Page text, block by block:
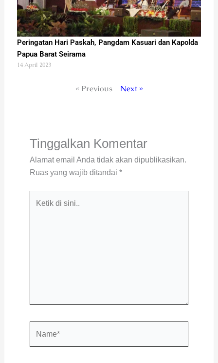
Peringatan Hari Paskah, Pangdam Kasuari dan Kapolda
Papua Barat Seirama
14 April 2023
« Previous Next »
Tinggalkan Komentar
Alamat email Anda tidak akan dipublikasikan.
Ruas yang wajib ditandai *